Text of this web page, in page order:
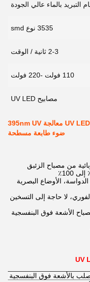
التبريد بالماء عالي الجودة
3535 نوع smd
2-3 ثانية / الوقت
110 فولت -220 فولت
مصابيح UV LED
360W الصناعة الصينية بيع بالجملة مصباح UV LED معالجة 395nm UV
ضوء طابعة مسطحة
الدواسة، الأوضاع البصرية
لا حاجة إلى التسخين
20% فقط من مصباح الأشعة فوق البنفسجية
بالأشعة فوق البنفسجية 36